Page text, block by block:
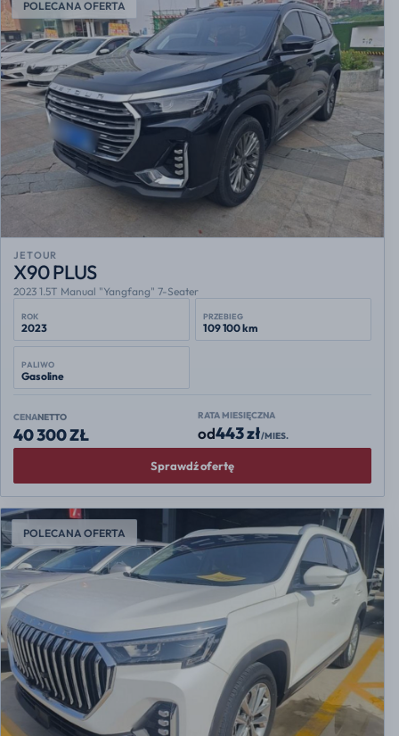
POLECANA OFERTA
JETOUR
X90 PLUS
2023 1.5T Manual "Yangfang" 7-Seater
ROK
2023
PRZEBIEG
109 100 km
PALIWO
Gasoline
CENANETTO
40 300 ZŁ
RATA MIESIĘCZNA
od443 zł/MIES.
Sprawdź ofertę
POLECANA OFERTA